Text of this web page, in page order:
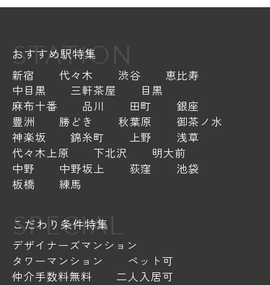
STATION
おすすめ駅特集
新宿 代々木 渋谷
恵比寿
中目黒
三軒茶屋
目黒
麻布十番
品川 田町
銀座
豊洲
勝どき 秋葉原
御茶ノ水
神楽坂
錦糸町 上野
浅草
代々木上原
下北沢
明大前
中野
中野坂上 荻窪
池袋
板橋
練馬
SPECIAL
こだわり条件特集
デザイナーズマンション
タワーマンション
ペット可
仲介手数料無料
二人入居可